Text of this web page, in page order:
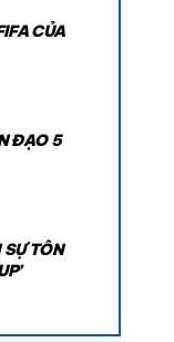
© 2026 TT24H
CỦA
ĐẠO 5
SỰ TÔN